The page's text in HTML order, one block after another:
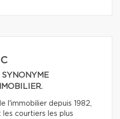
l'immobilier depuis 1982,
les courtiers les plus